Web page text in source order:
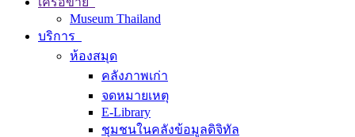
Museum Thailand
บริการ
ห้องสมุด
คลังภาพเก่า
จดหมายเหตุ
E-Library
ชุมชนในคลังข้อมูลดิจิทัล